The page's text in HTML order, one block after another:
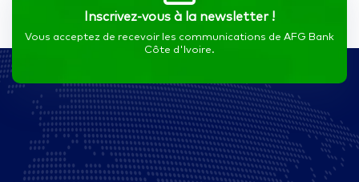
Inscrivez-vous à la newsletter !
Vous acceptez de recevoir les communications de AFG Bank
Côte d'Ivoire.